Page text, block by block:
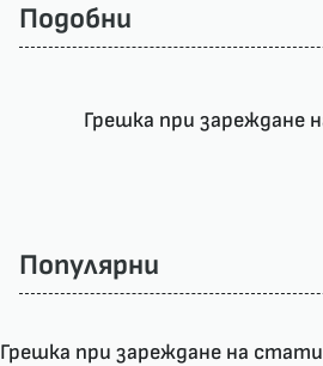
Подобни
Грешка при зареждане
Популярни
Грешка при зареждане на